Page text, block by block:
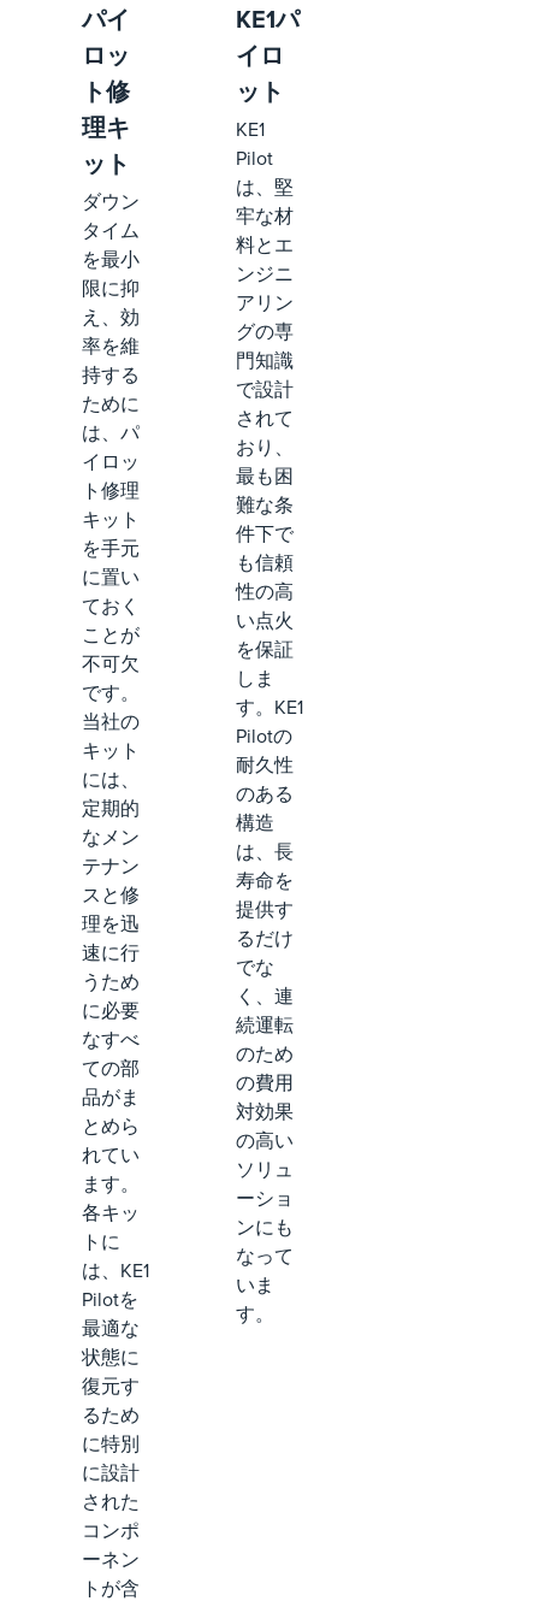
パイ
ロッ
ト修
理キ
ット
ダウン
タイム
を最小
限に抑
え、効
率を維
持する
ために
は、パ
イロッ
ト修理
キット
を手元
に置い
ておく
ことが
不可欠
です。
当社の
キット
には、
定期的
なメン
テナン
スと修
理を迅
速に行
うため
に必要
なすべ
ての部
品がま
とめら
れてい
ます。
各キッ
トに
は、KE1
Pilotを
最適な
状態に
復元す
るため
に特別
に設計
された
コンポ
ーネン
トが含
KE1パ
イロ
ット
KE1
Pilot
は、堅
牢な材
料とエ
ンジニ
アリン
グの専
門知識
で設計
されて
おり、
最も困
難な条
件下で
も信頼
性の高
い点火
を保証
しま
す。KE1
Pilotの
耐久性
のある
構造
は、長
寿命を
提供す
るだけ
でな
く、連
続運転
のため
の費用
対効果
の高い
ソリュ
ーショ
ンにも
なって
いま
す。